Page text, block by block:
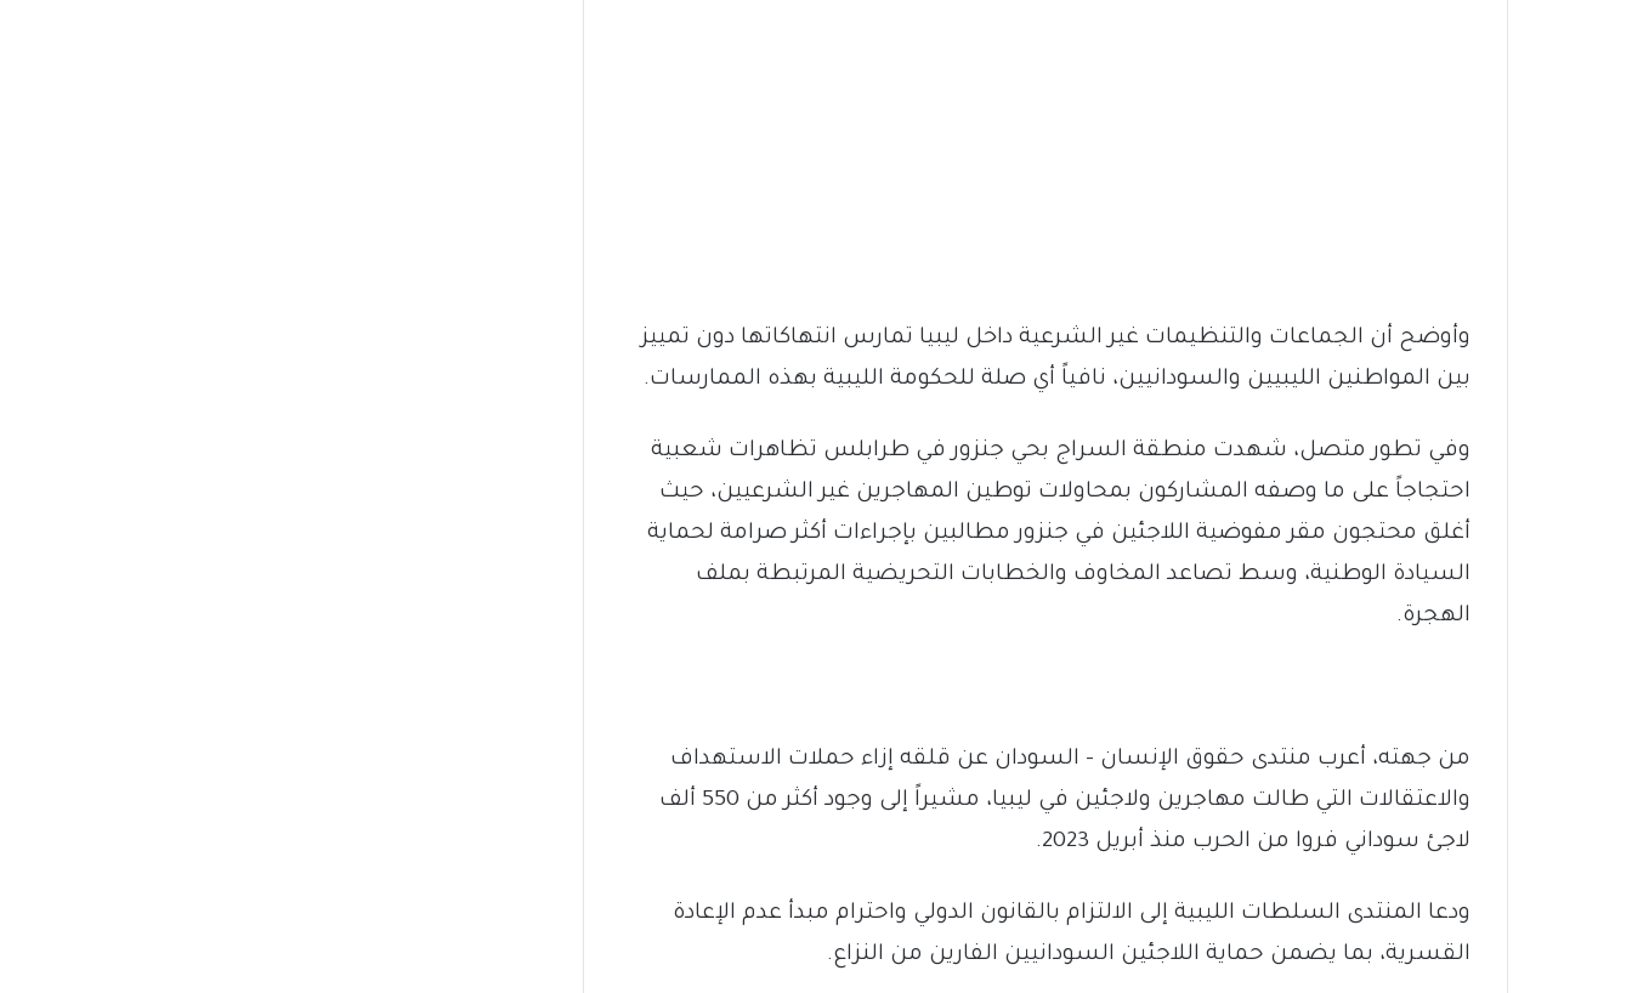
وأوضح أن الجماعات والتنظيمات غير الشرعية داخل ليبيا تمارس انتهاكاتها دون تمييز
بين المواطنين الليبيين والسودانيين، نافياً أي صلة للحكومة الليبية بهذه الممارسات.
وفي تطور متصل، شهدت منطقة السراج بحي جنزور في طرابلس تظاهرات شعبية
احتجاجاً على ما وصفه المشاركون بمحاولات توطين المهاجرين غير الشرعيين، حيث
أغلق محتجون مقر مفوضية اللاجئين في جنزور مطالبين بإجراءات أكثر صرامة لحماية
السيادة الوطنية، وسط تصاعد المخاوف والخطابات التحريضية المرتبطة بملف
الهجرة.
من جهته، أعرب منتدى حقوق الإنسان – السودان عن قلقه إزاء حملات الاستهداف
والاعتقالات التي طالت مهاجرين ولاجئين في ليبيا، مشيراً إلى وجود أكثر من 550 ألف
لاجئ سوداني فروا من الحرب منذ أبريل 2023.
ودعا المنتدى السلطات الليبية إلى الالتزام بالقانون الدولي واحترام مبدأ عدم الإعادة
القسرية، بما يضمن حماية اللاجئين السودانيين الفارين من النزاع.